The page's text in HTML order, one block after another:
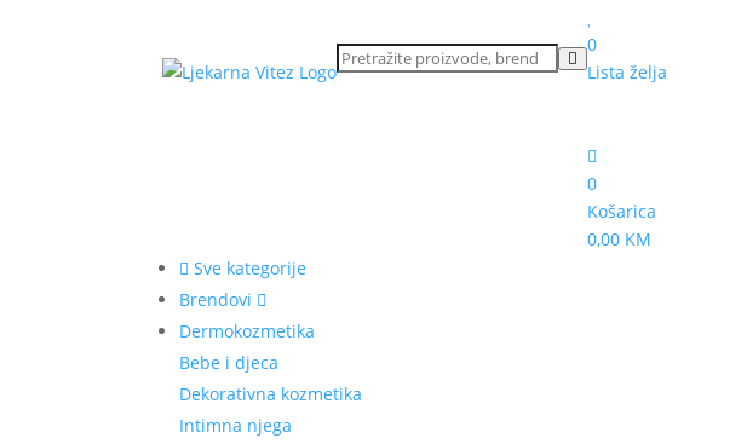
0
Lista želja
0
Košarica
0,00 KM
Sve kategorije
Brendovi
Dermokozmetika
Bebe i djeca
Dekorativna kozmetika
Intimna njega